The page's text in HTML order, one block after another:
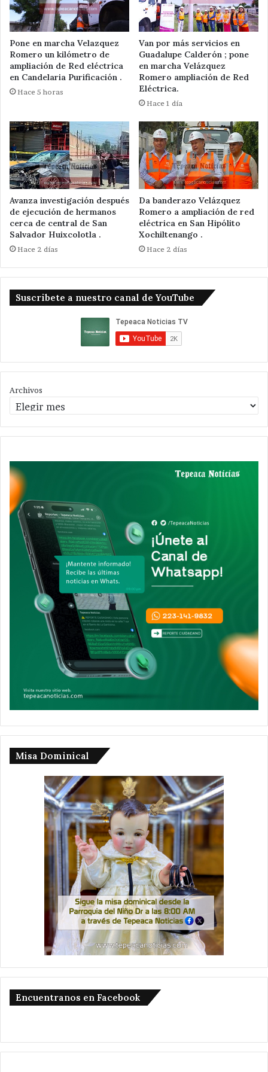
Pone en marcha Velazquez
Romero un kilómetro de
ampliación de Red eléctrica
en Candelaria Purificación .
Hace 5 horas
Van por más servicios en
Guadalupe Calderón ; pone
en marcha Velázquez
Romero ampliación de Red
Eléctrica.
Hace 1 día
Avanza investigación después
de ejecución de hermanos
cerca de central de San
Salvador Huixcolotla .
Hace 2 días
Da banderazo Velázquez
Romero a ampliación de red
eléctrica en San Hipólito
Xochiltenango .
Hace 2 días
Suscribete a nuestro canal de YouTube
Archivos
Misa Dominical
Encuentranos en Facebook